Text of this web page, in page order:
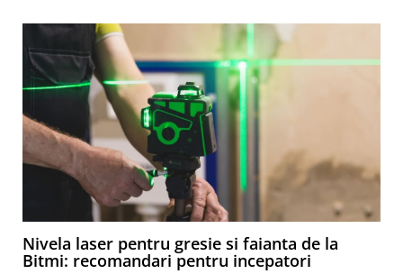
Nivela laser pentru gresie si faianta de la
Bitmi: recomandari pentru incepatori